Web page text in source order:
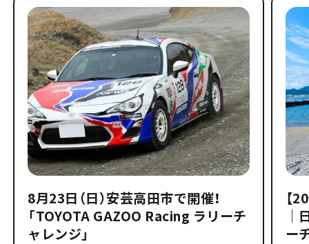
8月23日（日）安芸高田市で開催！
「TOYOTA GAZOO Racing ラリーチ
ャレンジ」
【
｜
ー